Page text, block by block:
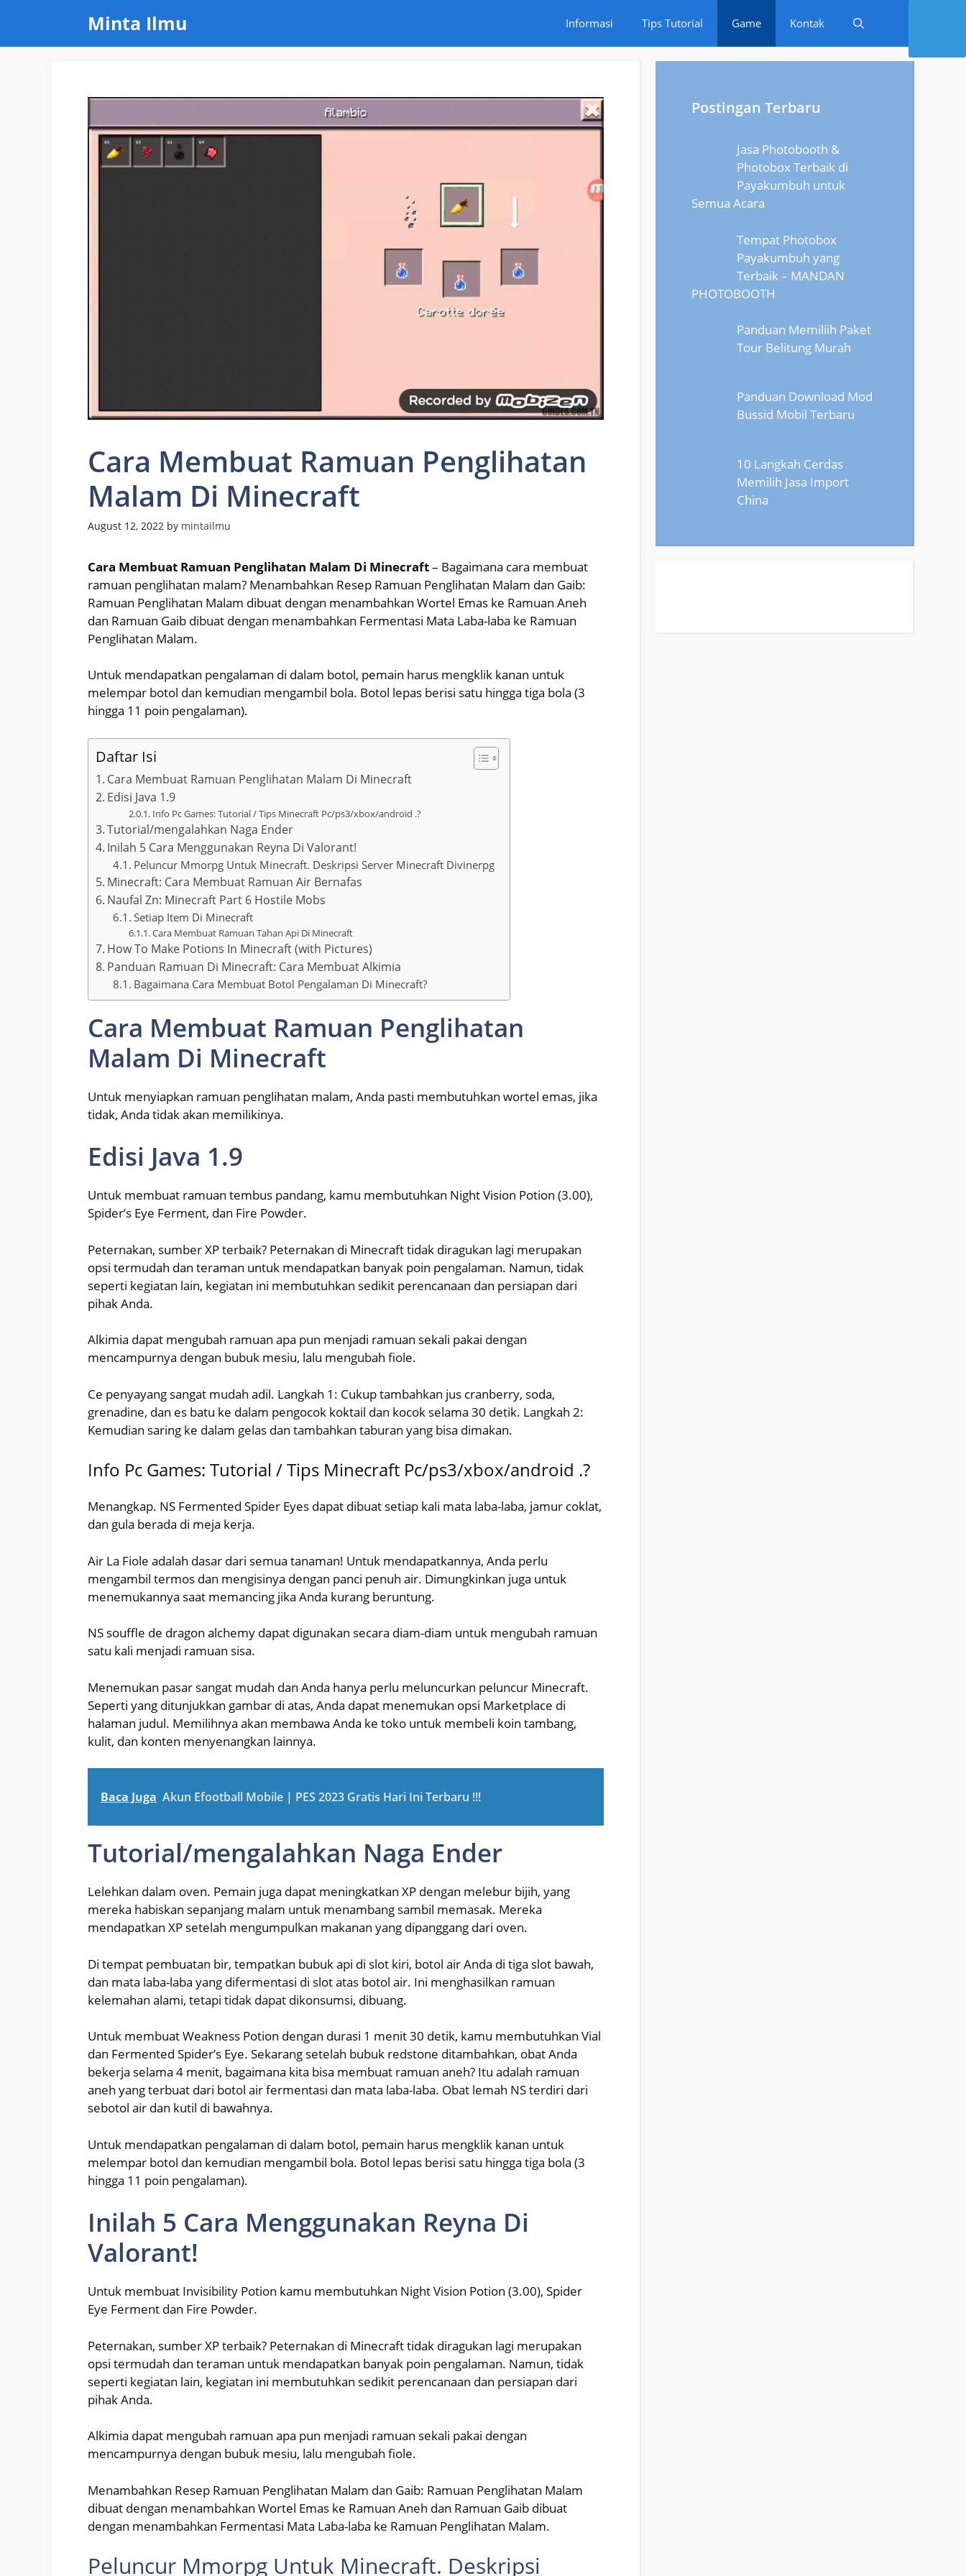
content
Minta Ilmu Informasi Tips Tutorial Game Kontak
Cara Membuat Ramuan Penglihatan
Malam Di Minecraft
August 12, 2022 by mintailmu
Cara Membuat Ramuan Penglihatan Malam Di Minecraft– Bagaimana cara membuat
ramuan penglihatan malam? Menambahkan Resep Ramuan Penglihatan Malam dan Gaib:
Ramuan Penglihatan Malam dibuat dengan menambahkan Wortel Emas ke Ramuan Aneh
dan Ramuan Gaib dibuat dengan menambahkan Fermentasi Mata Laba-laba ke Ramuan
Penglihatan Malam.
Untuk mendapatkan pengalaman di dalam botol, pemain harus mengklik kanan untuk
melempar botol dan kemudian mengambil bola. Botol lepas berisi satu hingga tiga bola (3
hingga 11 poin pengalaman).
Daftar Isi
Cara Membuat Ramuan Penglihatan Malam Di Minecraft
Edisi Java 1.9
Info Pc Games: Tutorial / Tips Minecraft Pc/ps3/xbox/android .?
Tutorial/mengalahkan Naga Ender
Inilah 5 Cara Menggunakan Reyna Di Valorant!
Peluncur Mmorpg Untuk Minecraft. Deskripsi Server Minecraft Divinerpg
Minecraft: Cara Membuat Ramuan Air Bernafas
Naufal Zn: Minecraft Part 6 Hostile Mobs
Setiap Item Di Minecraft
Cara Membuat Ramuan Tahan Api Di Minecraft
How To Make Potions In Minecraft (with Pictures)
Panduan Ramuan Di Minecraft: Cara Membuat Alkimia
Bagaimana Cara Membuat Botol Pengalaman Di Minecraft?
Cara Membuat Ramuan Penglihatan
Malam Di Minecraft
Untuk menyiapkan ramuan penglihatan malam, Anda pasti membutuhkan wortel emas, jika
tidak, Anda tidak akan memilikinya.
Edisi Java 1.9
Untuk membuat ramuan tembus pandang, kamu membutuhkan Night Vision Potion (3.00),
Spider’s Eye Ferment, dan Fire Powder.
Peternakan, sumber XP terbaik? Peternakan di Minecraft tidak diragukan lagi merupakan
opsi termudah dan teraman untuk mendapatkan banyak poin pengalaman. Namun, tidak
seperti kegiatan lain, kegiatan ini membutuhkan sedikit perencanaan dan persiapan dari
pihak Anda.
Alkimia dapat mengubah ramuan apa pun menjadi ramuan sekali pakai dengan
mencampurnya dengan bubuk mesiu, lalu mengubah fiole.
Ce penyayang sangat mudah adil. Langkah 1: Cukup tambahkan jus cranberry, soda,
grenadine, dan es batu ke dalam pengocok koktail dan kocok selama 30 detik. Langkah 2:
Kemudian saring ke dalam gelas dan tambahkan taburan yang bisa dimakan.
Info Pc Games: Tutorial / Tips Minecraft Pc/ps3/xbox/android .?
Menangkap. NS Fermented Spider Eyes dapat dibuat setiap kali mata laba-laba, jamur coklat,
dan gula berada di meja kerja.
Air La Fiole adalah dasar dari semua tanaman! Untuk mendapatkannya, Anda perlu
mengambil termos dan mengisinya dengan panci penuh air. Dimungkinkan juga untuk
menemukannya saat memancing jika Anda kurang beruntung.
NS souffle de dragon alchemy dapat digunakan secara diam-diam untuk mengubah ramuan
satu kali menjadi ramuan sisa.
Menemukan pasar sangat mudah dan Anda hanya perlu meluncurkan peluncur Minecraft.
Seperti yang ditunjukkan gambar di atas, Anda dapat menemukan opsi Marketplace di
halaman judul. Memilihnya akan membawa Anda ke toko untuk membeli koin tambang,
kulit, dan konten menyenangkan lainnya.
Baca Juga Akun Efootball Mobile | PES 2023 Gratis Hari Ini Terbaru !!!
Tutorial/mengalahkan Naga Ender
Lelehkan dalam oven. Pemain juga dapat meningkatkan XP dengan melebur bijih, yang
mereka habiskan sepanjang malam untuk menambang sambil memasak. Mereka
mendapatkan XP setelah mengumpulkan makanan yang dipanggang dari oven.
Di tempat pembuatan bir, tempatkan bubuk api di slot kiri, botol air Anda di tiga slot bawah,
dan mata laba-laba yang difermentasi di slot atas botol air. Ini menghasilkan ramuan
kelemahan alami, tetapi tidak dapat dikonsumsi, dibuang.
Untuk membuat Weakness Potion dengan durasi 1 menit 30 detik, kamu membutuhkan Vial
dan Fermented Spider’s Eye. Sekarang setelah bubuk redstone ditambahkan, obat Anda
bekerja selama 4 menit, bagaimana kita bisa membuat ramuan aneh? Itu adalah ramuan
aneh yang terbuat dari botol air fermentasi dan mata laba-laba. Obat lemah NS terdiri dari
sebotol air dan kutil di bawahnya.
Untuk mendapatkan pengalaman di dalam botol, pemain harus mengklik kanan untuk
melempar botol dan kemudian mengambil bola. Botol lepas berisi satu hingga tiga bola (3
hingga 11 poin pengalaman).
Inilah 5 Cara Menggunakan Reyna Di
Valorant!
Untuk membuat Invisibility Potion kamu membutuhkan Night Vision Potion (3.00), Spider
Eye Ferment dan Fire Powder.
Peternakan, sumber XP terbaik? Peternakan di Minecraft tidak diragukan lagi merupakan
opsi termudah dan teraman untuk mendapatkan banyak poin pengalaman. Namun, tidak
seperti kegiatan lain, kegiatan ini membutuhkan sedikit perencanaan dan persiapan dari
pihak Anda.
Alkimia dapat mengubah ramuan apa pun menjadi ramuan sekali pakai dengan
mencampurnya dengan bubuk mesiu, lalu mengubah fiole.
Menambahkan Resep Ramuan Penglihatan Malam dan Gaib: Ramuan Penglihatan Malam
dibuat dengan menambahkan Wortel Emas ke Ramuan Aneh dan Ramuan Gaib dibuat
dengan menambahkan Fermentasi Mata Laba-laba ke Ramuan Penglihatan Malam.
Peluncur Mmorpg Untuk Minecraft. Deskripsi
Postingan Terbaru
Jasa Photobooth &
Photobox Terbaik di
Payakumbuh untuk
Semua Acara
Tempat Photobox
Payakumbuh yang
Terbaik – MANDAN
PHOTOBOOTH
Panduan Memiliih Paket
Tour Belitung Murah
Panduan Download Mod
Bussid Mobil Terbaru
10 Langkah Cerdas
Memilih Jasa Import
China